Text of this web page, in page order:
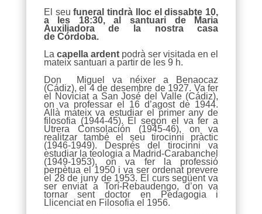
El seufuneral tindrà lloc el dissabte 10,
a les 18:30, al santuari de Maria
Auxiliadora de la nostra casa
de Córdoba.
La capella ardentpodrà ser visitada en el
mateix santuari a partir de les 9 h.
Don Miguel va néixer a Benaocaz
(Cádiz), el 4 de desembre de 1927. Va fer
el Noviciat a San José del Valle (Cádiz),
on va professar el 16 d’agost de 1944.
Allà mateix va estudiar el primer any de
filosofia (1944-45). El segon el va fer a
Utrera Consolación (1945-46), on va
realitzar també el seu tirocinni pràctic
(1946-1949). Després del tirocinni va
estudiar la teologia a Madrid-Carabanchel
(1949-1953), on va fer la professió
perpètua el 1950 i va ser ordenat prevere
el 28 de juny de 1953. El curs següent va
ser enviat a Torí-Rebaudengo, d’on va
tornar sent doctor en Pedagogia i
Llicenciat en Filosofia el 1956.